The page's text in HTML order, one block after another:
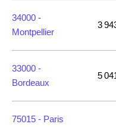
34000 -
Montpellier
3
33000 -
Bordeaux
5
75015 - Paris